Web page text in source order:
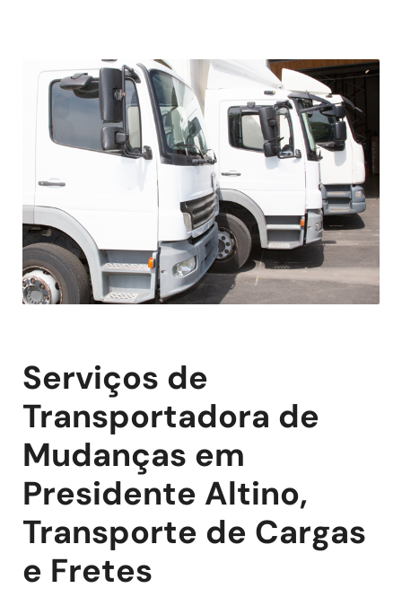
Serviços de
Transportadora de
Mudanças em
Presidente Altino,
Transporte de Cargas
e Fretes